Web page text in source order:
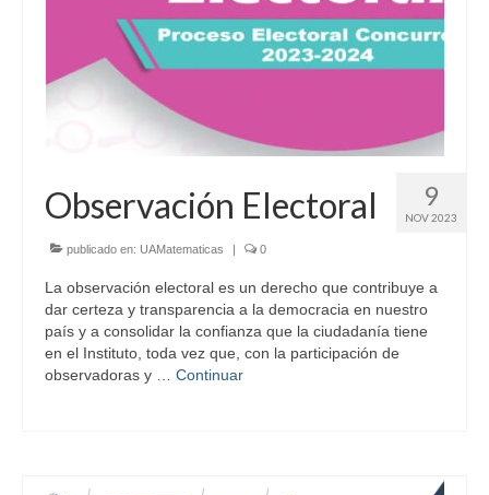
9
NOV 2023
Observación Electoral
publicado en: UAMatematicas | 0
La observación electoral es un derecho que contribuye a
dar certeza y transparencia a la democracia en nuestro
país y a consolidar la confianza que la ciudadanía tiene
en el Instituto, toda vez que, con la participación de
observadoras y … Continuar